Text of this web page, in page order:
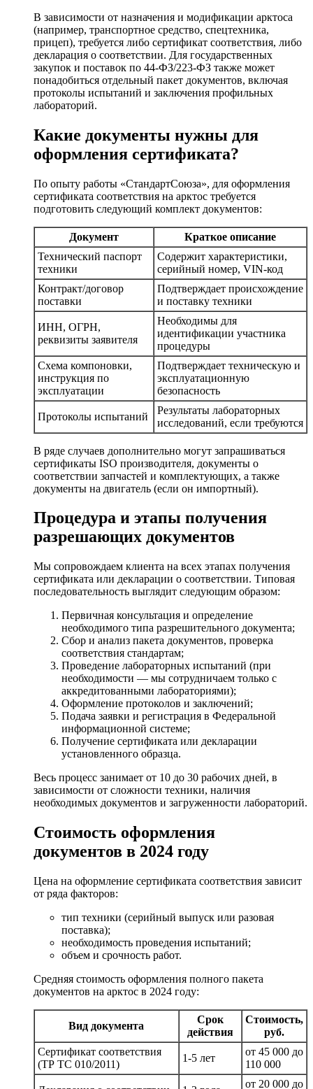
В зависимости от назначения и модификации арктоса
(например, транспортное средство, спецтехника,
прицеп), требуется либо сертификат соответствия, либо
декларация о соответствии. Для государственных
закупок и поставок по 44-ФЗ/223-ФЗ также может
понадобиться отдельный пакет документов, включая
протоколы испытаний и заключения профильных
лабораторий.
Какие документы нужны для
оформления сертификата?
По опыту работы «СтандартСоюза», для оформления
сертификата соответствия на арктос требуется
подготовить следующий комплект документов:
Документ
Краткое описание
Технический паспорт
техники
Содержит характеристики,
серийный номер, VIN-код
Контракт/договор
поставки
Подтверждает происхождение
и поставку техники
ИНН, ОГРН,
реквизиты заявителя
Необходимы для
идентификации участника
процедуры
Схема компоновки,
инструкция по
эксплуатации
Подтверждает техническую и
эксплуатационную
безопасность
Протоколы испытаний
Результаты лабораторных
исследований, если требуются
В ряде случаев дополнительно могут запрашиваться
сертификаты ISO производителя, документы о
соответствии запчастей и комплектующих, а также
документы на двигатель (если он импортный).
Процедура и этапы получения
разрешающих документов
Мы сопровождаем клиента на всех этапах получения
сертификата или декларации о соответствии. Типовая
последовательность выглядит следующим образом:
Первичная консультация и определение
необходимого типа разрешительного документа;
Сбор и анализ пакета документов, проверка
соответствия стандартам;
Проведение лабораторных испытаний (при
необходимости — мы сотрудничаем только с
аккредитованными лабораториями);
Оформление протоколов и заключений;
Подача заявки и регистрация в Федеральной
информационной системе;
Получение сертификата или декларации
установленного образца.
Весь процесс занимает от 10 до 30 рабочих дней, в
зависимости от сложности техники, наличия
необходимых документов и загруженности лабораторий.
Стоимость оформления
документов в 2024 году
Цена на оформление сертификата соответствия зависит
от ряда факторов:
тип техники (серийный выпуск или разовая
поставка);
необходимость проведения испытаний;
объем и срочность работ.
Средняя стоимость оформления полного пакета
документов на арктос в 2024 году:
Вид документа
Срок
действия
Стоимость,
руб.
Сертификат соответствия
(ТР ТС 010/2011)
1-5 лет
от 45 000 до
110 000
от 20 000 до